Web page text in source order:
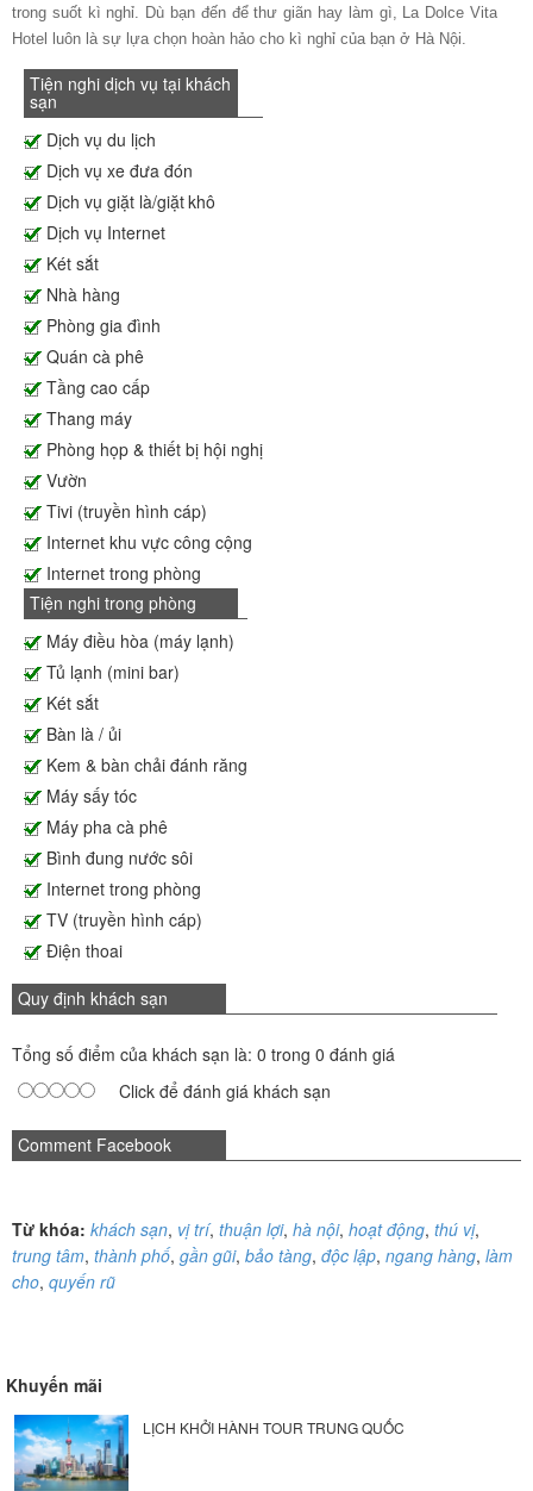
trong suốt kì nghỉ. Dù bạn đến để thư giãn hay làm gì, La Dolce Vita
Hotel luôn là sự lựa chọn hoàn hảo cho kì nghỉ của bạn ở Hà Nội.
Tiện nghi dịch vụ tại khách
sạn
Dịch vụ du lịch
Dịch vụ xe đưa đón
Dịch vụ giặt là/giặt khô
Dịch vụ Internet
Két sắt
Nhà hàng
Phòng gia đình
Quán cà phê
Tầng cao cấp
Thang máy
Phòng họp & thiết bị hội nghị
Vườn
Tivi (truyền hình cáp)
Internet khu vực công cộng
Internet trong phòng
Tiện nghi trong phòng
Máy điều hòa (máy lạnh)
Tủ lạnh (mini bar)
Két sắt
Bàn là / ủi
Kem & bàn chải đánh răng
Máy sấy tóc
Máy pha cà phê
Bình đung nước sôi
Internet trong phòng
TV (truyền hình cáp)
Điện thoai
Quy định khách sạn
Tổng số điểm của khách sạn là: 0 trong 0 đánh giá
Click để đánh giá khách sạn
Comment Facebook
Từ khóa: khách sạn, vị trí, thuận lợi, hà nội, hoạt động, thú vị,
trung tâm, thành phố, gần gũi, bảo tàng, độc lập, ngang hàng, làm
cho, quyến rũ
Khuyến mãi
LỊCH KHỞI HÀNH TOUR TRUNG QUỐC